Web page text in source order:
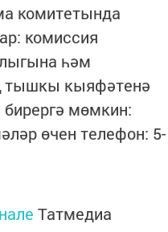
комитетында
комиссия
һәм
тышкы кыяфәтенә
бирергә мөмкин:
өчен телефон: 5-
Татмедиа